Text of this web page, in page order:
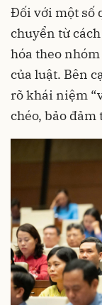
Đối với một số
chuyển từ
hóa theo
của luật. Bên
rõ khái niệm
chéo, bảo